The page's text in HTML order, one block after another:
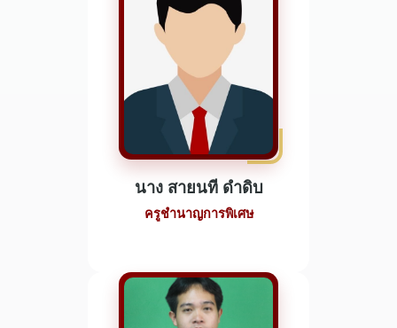
นาง สายนที ดำดิบ
ครูชำนาญการพิเศษ